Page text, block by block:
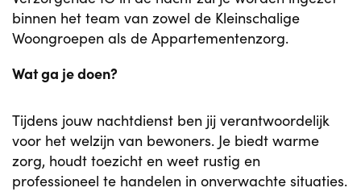
binnen het team van zowel de Kleinschalige
Woongroepen als de Appartementenzorg.
Wat ga je doen?
Tijdens jouw nachtdienst ben jij verantwoordelijk
voor het welzijn van bewoners. Je biedt warme
zorg, houdt toezicht en weet rustig en
professioneel te handelen in onverwachte situaties.